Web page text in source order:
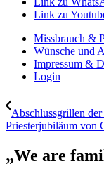
Link zu
Missbrauch &
Wünsche und
Impressum &
Login
Abschlussgrillen
Priesterjubiläum von
„We are